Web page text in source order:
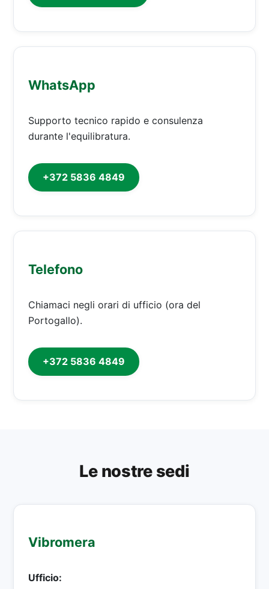
WhatsApp
Supporto tecnico rapido e consulenza
durante l'equilibratura.
+372 5836 4849
Telefono
Chiamaci negli orari di ufficio (ora del
Portogallo).
+372 5836 4849
Le nostre sedi
Vibromera
Ufficio: